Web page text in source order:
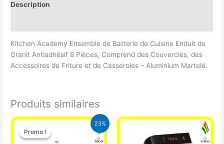
Description
Kitchen Academy Ensemble de Batterie de Cuisine Enduit de
Granit Antiadhésif 8 Pièces, Comprend des Couvercles, des
Accessoires de Friture et de Casseroles – Aluminium Martelé.
Produits similaires
23%
Promo !
Promo !
Le
prix
initial
Le
prix
actuel